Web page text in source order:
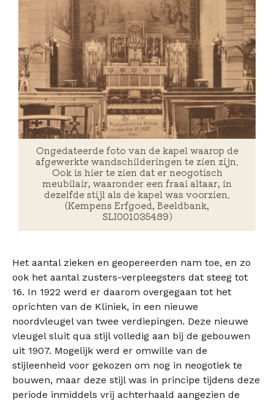
Ongedateerde foto van de kapel waarop de
afgewerkte wandschilderingen te zien zijn.
Ook is hier te zien dat er neogotisch
meubilair, waaronder een fraai altaar, in
dezelfde stijl als de kapel was voorzien.
(Kempens Erfgoed, Beeldbank,
SLI001035489)
Het aantal zieken en geopereerden nam toe, en zo
ook het aantal zusters-verpleegsters dat steeg tot
16. In 1922 werd er daarom overgegaan tot het
oprichten van de Kliniek, in een nieuwe
noordvleugel van twee verdiepingen. Deze nieuwe
vleugel sluit qua stijl volledig aan bij de gebouwen
uit 1907. Mogelijk werd er omwille van de
stijleenheid voor gekozen om nog in neogotiek te
bouwen, maar deze stijl was in principe tijdens deze
periode inmiddels vrij achterhaald aangezien de